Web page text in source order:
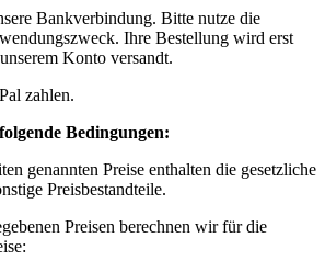
Bankverbindung. Bitte nutze die
Ihre Bestellung wird erst
Konto versandt.
zahlen.
Bedingungen:
genannten Preise enthalten die gesetzliche
Preisbestandteile.
Preisen berechnen wir für die